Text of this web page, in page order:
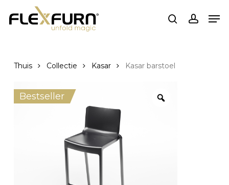
naar
zoekopdracht
Thuis Collectie Kasar Kasar barstoel
Bestseller